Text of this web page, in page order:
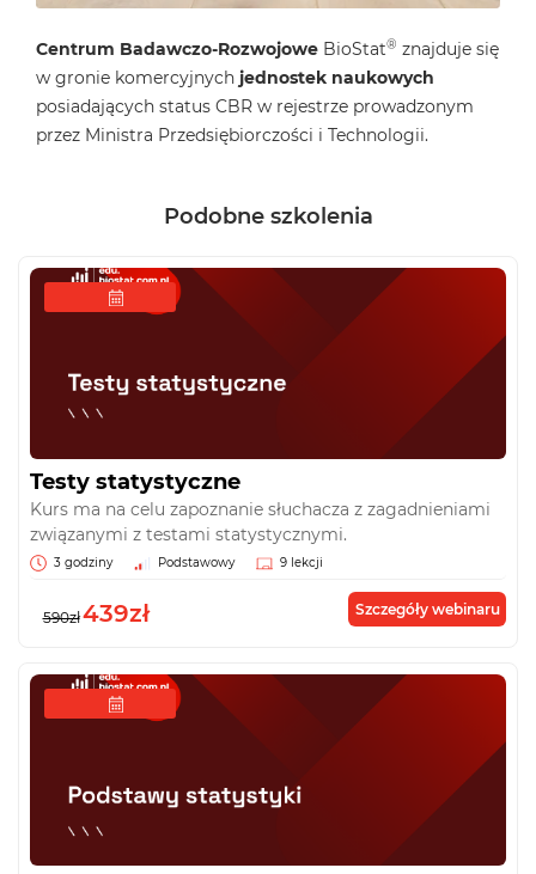
Centrum Badawczo-Rozwojowe BioStat® znajduje się
w gronie komercyjnych jednostek naukowych
posiadających status CBR w rejestrze prowadzonym
przez Ministra Przedsiębiorczości i Technologii.
Podobne szkolenia
Testy statystyczne
Kurs ma na celu zapoznanie słuchacza z zagadnieniami
związanymi z testami statystycznymi.
3 godziny Podstawowy 9 lekcji
590zł439zł Szczegóły webinaru